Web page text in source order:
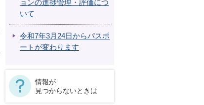
ョンの進捗管理・評価につ
いて
令和7年3月24日からパスポ
ートが変わります
情報が
見つからないときは